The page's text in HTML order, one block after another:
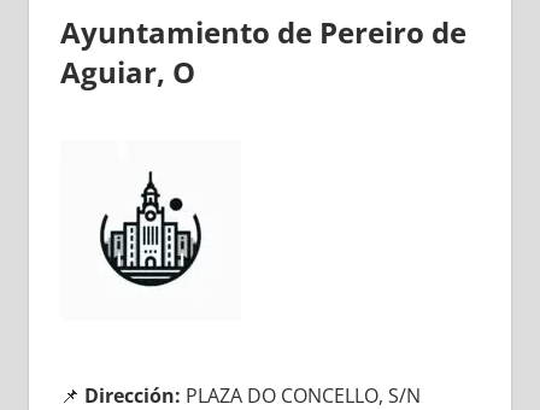
Ayuntamiento dе Pereiro dе
Aguiar, O
📌 Dirección: PLAZA DO CONCELLO, S/N